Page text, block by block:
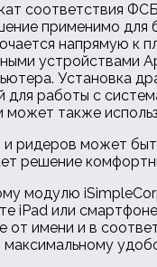
соответствия
применимо для
напрямую
устройствами
Установка
для работы с
может также
ридеров может
решение
модулю
iPad или
от имени и в